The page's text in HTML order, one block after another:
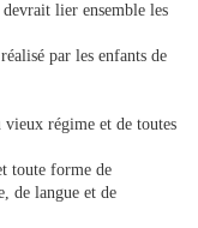
lier ensemble les
par les enfants de
vieux régime et de toutes
toute forme de
de langue et de